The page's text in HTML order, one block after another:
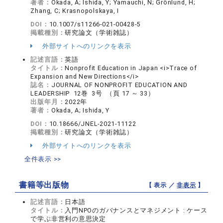
著者： Okada, A; Ishida, Y; Yamauchi, N; Grönlund, H;
Zhang, C; Krasnopolskaya, I
DOI： 10.1007/s11266-021-00428-5
掲載種別：研究論文（学術雑誌）
外部サイトへのリンクを表示
記述言語：英語
タイトル：Nonprofit Education in Japan <i>Trace of
Expansion and New Directions</i>
誌名： JOURNAL OF NONPROFIT EDUCATION AND
LEADERSHIP 12巻 3号 （頁 17 ～ 33）
出版年月：2022年
著者： Okada, A; Ishida, Y
DOI： 10.18666/JNEL-2021-11122
掲載種別：研究論文（学術雑誌）
外部サイトへのリンクを表示
全件表示 >>
書籍等出版物 【 表示 ／非表示 】
記述言語： 日本語
タイトル： 入門NPOのガバナンスとマネジメント : ケース
で学ぶ非営利の意思決定